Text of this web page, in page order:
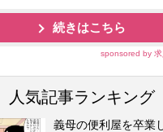
続きはこちら
sponsored by 求
人気記事ランキング
義母の便利屋を卒業